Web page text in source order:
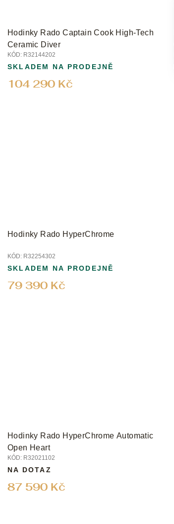
Hodinky Rado Captain Cook High-Tech
Ceramic Diver
KÓD: R32144202
104 290 Kč
SKLADEM NA PRODEJNĚ
Hodinky Rado HyperChrome
KÓD: R32254302
79 390 Kč
SKLADEM NA PRODEJNĚ
Hodinky Rado HyperChrome Automatic
Open Heart
KÓD: R32021102
87 590 Kč
NA DOTAZ